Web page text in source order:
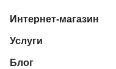
Интернет-магазин
Услуги
Блог